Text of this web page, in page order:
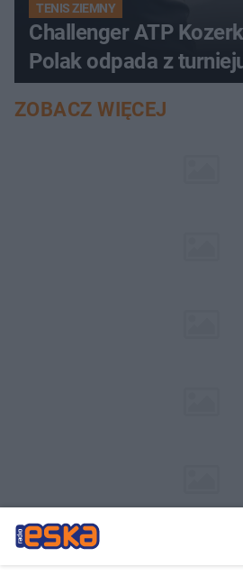
TENIS ZIEMNY
Challenger ATP
Polak odpada z
ZOBACZ WIĘCEJ